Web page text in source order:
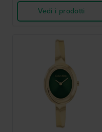
Vedi i prodotti